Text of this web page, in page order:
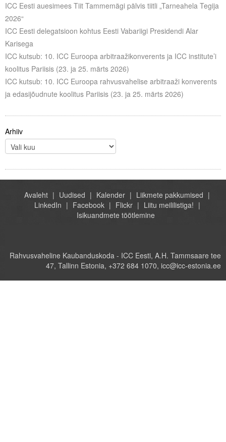
ICC Eesti auesimees Tiit Tammemägi pälvis tiitli „Tarneahela Tegija
2026“
ICC Eesti delegatsioon kohtus Eesti Vabariigi Presidendi Alar
Karisega
ICC kutsub: 10. ICC Euroopa arbitraažikonverents ja ICC institute’i
koolitus Pariisis (23. ja 25. märts 2026)
ICC kutsub: 10. ICC Euroopa rahvusvahelise arbitraaži konverents
ja edasijõudnute koolitus Pariisis (23. ja 25. märts 2026)
Arhiiv
Avaleht Uudised Kalender
Liikmete pakkumised
LinkedIn
Facebook Flickr
Liitu meililistiga!
Isikuandmete töötlemine
Rahvusvaheline Kaubanduskoda - ICC Eesti, A.H. Tammsaare tee
47, Tallinn Estonia, +372 684 1070, icc@icc-estonia.ee